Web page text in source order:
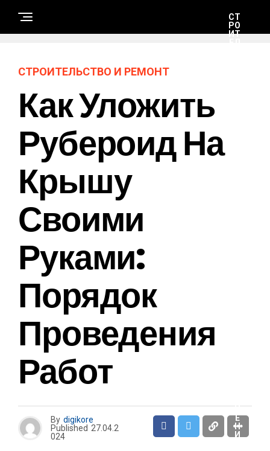
СТ
РО
ИТ
Ч
Е
Н
И
СТРОИТЕЛЬСТВО И РЕМОНТ
Как Уложить
Рубероид На
Крышу
Своими
Руками:
Порядок
Проведения
Работ
By digikore
Published 27.04.2
024